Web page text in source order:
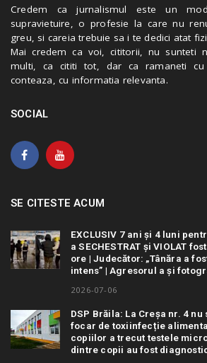
Credem ca jurnalismul este un
supravietuire, o profesie la care nu
greu, si careia trebuie sa i te dedici atat
Mai credem ca voi, cititorii, nu sunteti
multi, ca cititi tot, dar ca ramaneti
conteaza, cu informatia relevanta.
SOCIAL
SE CITESTE ACUM
EXCLUSIV 7 ani și 4 luni
a SECHESTRAT și VIOLAT
ore | Judecător: „Tânăra a
intens” | Agresorul a și
2026-07-06
DSP Brăila: La Creșa nr. 4
focar de toxiinfecție
copiilor a trecut testele
dintre copii au fost